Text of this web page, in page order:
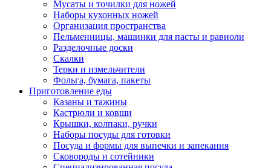
Мусаты и точилки для ножей
Наборы кухонных ножей
Организация пространства
Пельменницы, машинки для пасты и равиоли
Разделочные доски
Скалки
Терки и измельчители
Фольга, бумага, пакеты
Приготовление еды
Казаны и тажины
Кастрюли и ковши
Крышки, колпаки, ручки
Наборы посуды для готовки
Посуда и формы для выпечки и запекания
Сковороды и сотейники